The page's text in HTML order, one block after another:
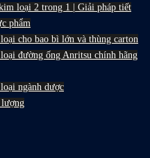
loại 2 trong 1 | Giải pháp tiết
phẩm
cho bao bì lớn và thùng carton
đường ống Anritsu chính hãng
ngành dược